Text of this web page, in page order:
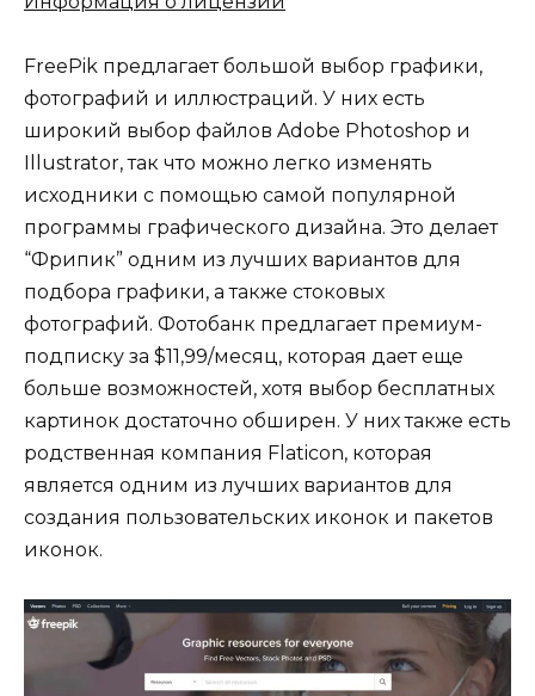
FreePik предлагает большой выбор графики,
фотографий и иллюстраций. У них есть
широкий выбор файлов Adobe Photoshop и
Illustrator, так что можно легко изменять
исходники с помощью самой популярной
программы графического дизайна. Это делает
“Фрипик” одним из лучших вариантов для
подбора графики, а также стоковых
фотографий. Фотобанк предлагает премиум-
подписку за $11,99/месяц, которая дает еще
больше возможностей, хотя выбор бесплатных
картинок достаточно обширен. У них также есть
родственная компания Flaticon, которая
является одним из лучших вариантов для
создания пользовательских иконок и пакетов
иконок.